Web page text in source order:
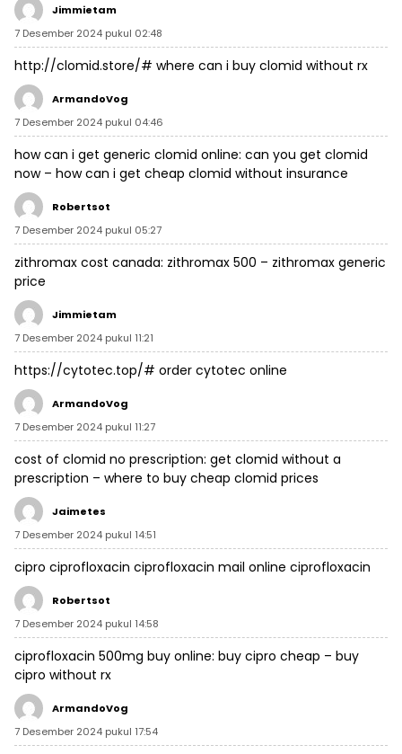
Jimmietam
7 Desember 2024 pukul 02:48
http://clomid.store/# where can i buy clomid without rx
ArmandoVog
7 Desember 2024 pukul 04:46
how can i get generic clomid online: can you get clomid
now– how can i get cheap clomid without insurance
Robertsot
7 Desember 2024 pukul 05:27
zithromax cost canada: zithromax 500 – zithromax generic
price
Jimmietam
7 Desember 2024 pukul 11:21
https://cytotec.top/# order cytotec online
ArmandoVog
7 Desember 2024 pukul 11:27
cost of clomid no prescription: get clomid without a
prescription – where to buy cheap clomid prices
Jaimetes
7 Desember 2024 pukul 14:51
cipro ciprofloxacin ciprofloxacin mail online ciprofloxacin
Robertsot
7 Desember 2024 pukul 14:58
ciprofloxacin 500mg buy online: buy cipro cheap – buy
cipro without rx
ArmandoVog
7 Desember 2024 pukul 17:54